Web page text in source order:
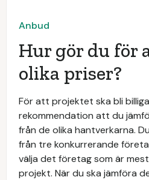
Anbud
Hur gör du för
olika priser?
För att projektet ska bli
rekommendation att du
från de olika hantverkarna.
från tre konkurrerande
välja det företag som är
projekt. När du ska jämföra